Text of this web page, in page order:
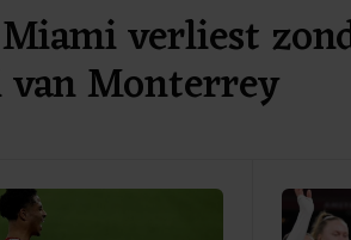
verliest
van Monterrey